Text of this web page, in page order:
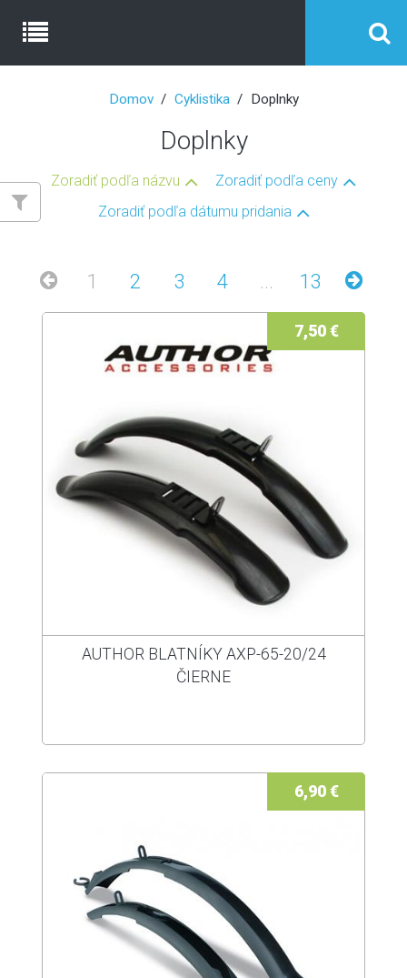
Domov Cyklistika Doplnky
Doplnky
Zoradiť podľa názvu
Zoradiť podľa ceny
Zoradiť podľa dátumu pridania
1 2 3 4 ... 13
7,50 €
AUTHOR BLATNÍKY AXP-65-20/24
ČIERNE
6,90 €